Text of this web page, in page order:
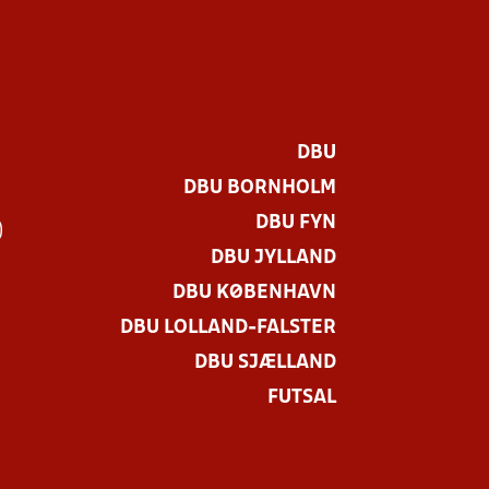
DBU
DBU BORNHOLM
DBU FYN
DBU JYLLAND
DBU KØBENHAVN
DBU LOLLAND-FALSTER
DBU SJÆLLAND
FUTSAL